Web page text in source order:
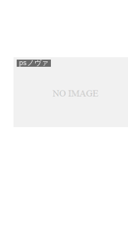
psノヴァ